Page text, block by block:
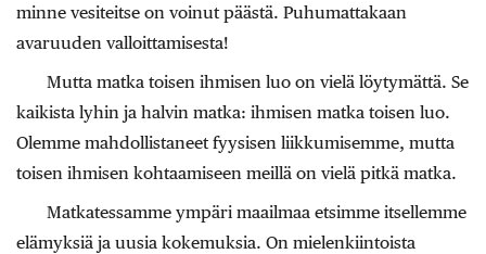
minne vesiteitse on voinut päästä. Puhumattakaan
avaruuden valloittamisesta!
Mutta matka toisen ihmisen luo on vielä löytymättä. Se
kaikista lyhin ja halvin matka: ihmisen matka toisen luo.
Olemme mahdollistaneet fyysisen liikkumisemme, mutta
toisen ihmisen kohtaamiseen meillä on vielä pitkä matka.
Matkatessamme ympäri maailmaa etsimme itsellemme
elämyksiä ja uusia kokemuksia. On mielenkiintoista